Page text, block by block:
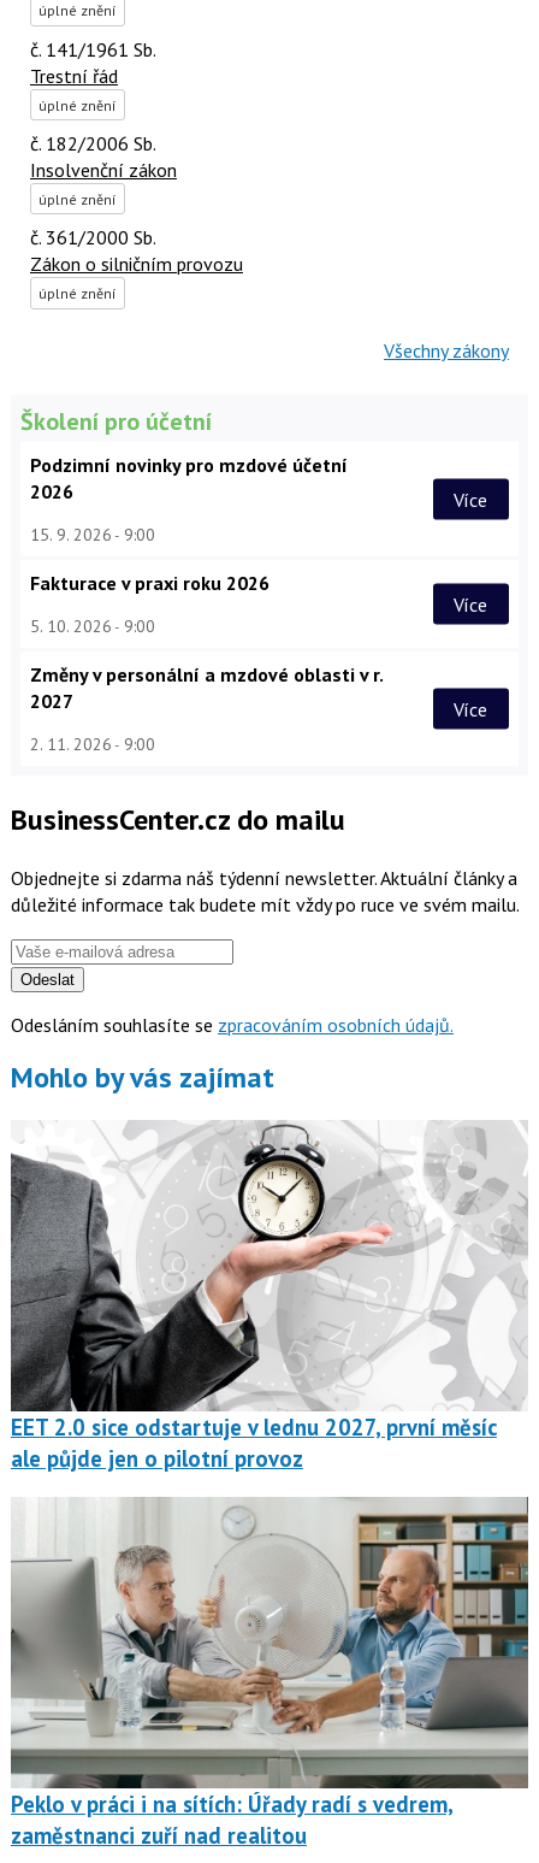
úplné znění
č. 141/1961 Sb.
Trestní řád
úplné znění
č. 182/2006 Sb.
Insolvenční zákon
úplné znění
č. 361/2000 Sb.
Zákon o silničním provozu
úplné znění
Všechny zákony
Školení pro účetní
Podzimní novinky pro mzdové účetní
2026
15. 9. 2026 9:00
Více
Fakturace v praxi roku 2026
5. 10. 2026 9:00
Více
Změny v personální a mzdové oblasti v r.
2027
2. 11. 2026 9:00
Více
BusinessCenter.cz do mailu
Objednejte si zdarma náš týdenní newsletter. Aktuální články a
důležité informace tak budete mít vždy po ruce ve svém mailu.
Odeslat
Odesláním souhlasíte se zpracováním osobních údajů.
Mohlo by vás zajímat
EET 2.0 sice odstartuje v lednu 2027, první měsíc
ale půjde jen o pilotní provoz
Peklo v práci i na sítích: Úřady radí s vedrem,
zaměstnanci zuří nad realitou